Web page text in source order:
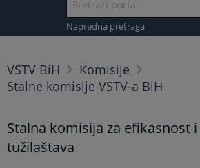
Napredna pretraga
VSTV BiH
Komisije
Stalne komisije VSTV-a BiH
Stalna komisija za efikasnost
tužilaštava